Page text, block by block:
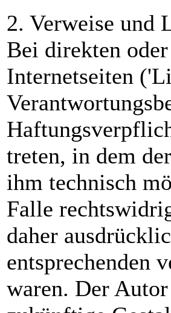
2. Verweise und
Bei direkten
Internetseiten
treten, in dem
ihm technisch
Falle
daher
entsprechenden
waren. Der